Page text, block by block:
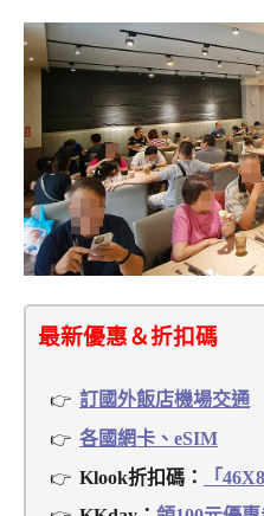
最新優惠＆折扣碼
訂國外飯店機場交通
各國網卡、eSIM
Klook折扣碼：
「